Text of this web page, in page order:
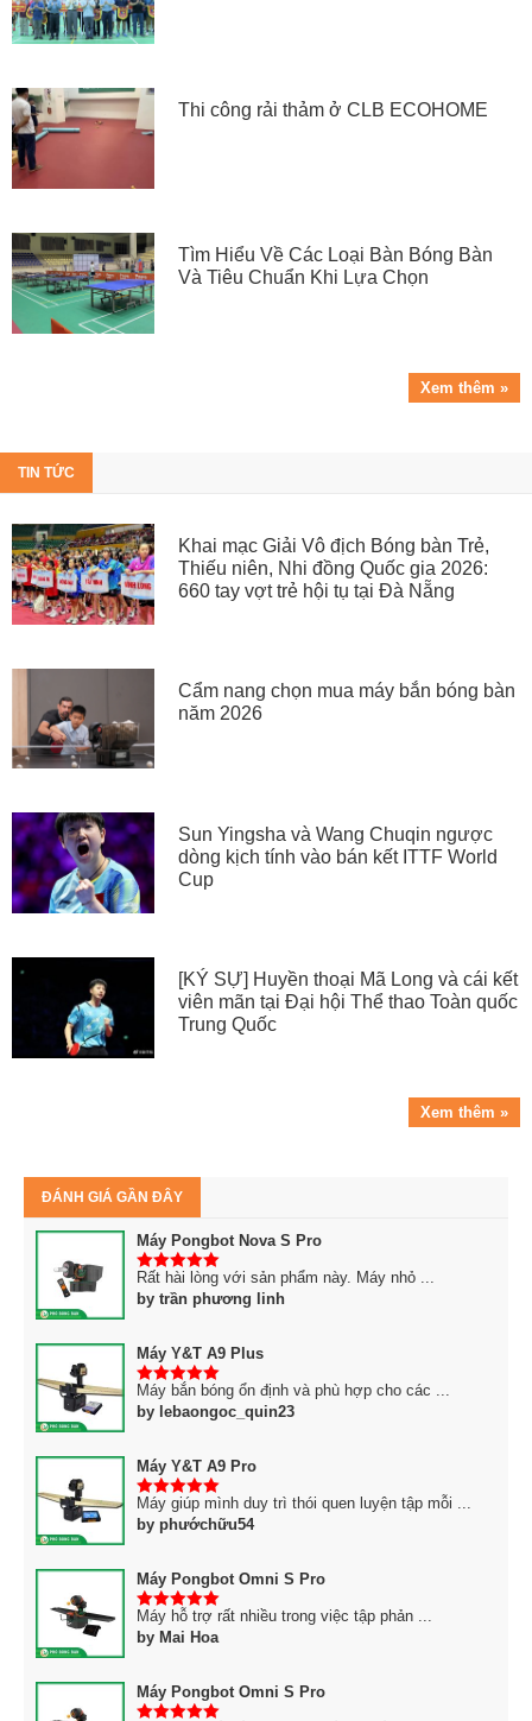
Thi công rải thảm ở CLB ECOHOME
Tìm Hiểu Về Các Loại Bàn Bóng Bàn
Và Tiêu Chuẩn Khi Lựa Chọn
Xem thêm »
TIN TỨC
Khai mạc Giải Vô địch Bóng bàn Trẻ,
Thiếu niên, Nhi đồng Quốc gia 2026:
660 tay vợt trẻ hội tụ tại Đà Nẵng
Cẩm nang chọn mua máy bắn bóng bàn
năm 2026
Sun Yingsha và Wang Chuqin ngược
dòng kịch tính vào bán kết ITTF World
Cup
[KÝ SỰ] Huyền thoại Mã Long và cái kết
viên mãn tại Đại hội Thể thao Toàn quốc
Trung Quốc
Xem thêm »
ĐÁNH GIÁ GẦN ĐÂY
Máy Pongbot Nova S Pro
5trên 5
Rất hài lòng với sản phẩm này. Máy nhỏ ...
by trần phương linh
Máy Y&T A9 Plus
5trên 5
Máy bắn bóng ổn định và phù hợp cho các ...
by lebaongoc_quin23
Máy Y&T A9 Pro
5trên 5
Máy giúp mình duy trì thói quen luyện tập mỗi ...
by phướchữu54
Máy Pongbot Omni S Pro
5trên 5
Máy hỗ trợ rất nhiều trong việc tập phản ...
by Mai Hoa
Máy Pongbot Omni S Pro